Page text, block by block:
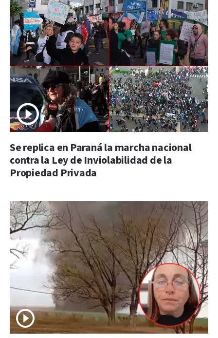
Se replica en Paraná la marcha nacional
contra la Ley de Inviolabilidad de la
Propiedad Privada